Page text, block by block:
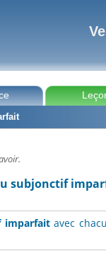
subjonctif
imparfaitavec